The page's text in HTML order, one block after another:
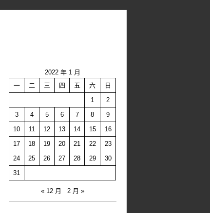
2022 年 1 月
一
二 三 四 五 六
日
1
2
3
4 5 6 7 8
9
10
11 12 13 14 15
16
17
18 19 20 21 22
23
24
25 26 27 28 29
30
31
« 12 月 2 月 »